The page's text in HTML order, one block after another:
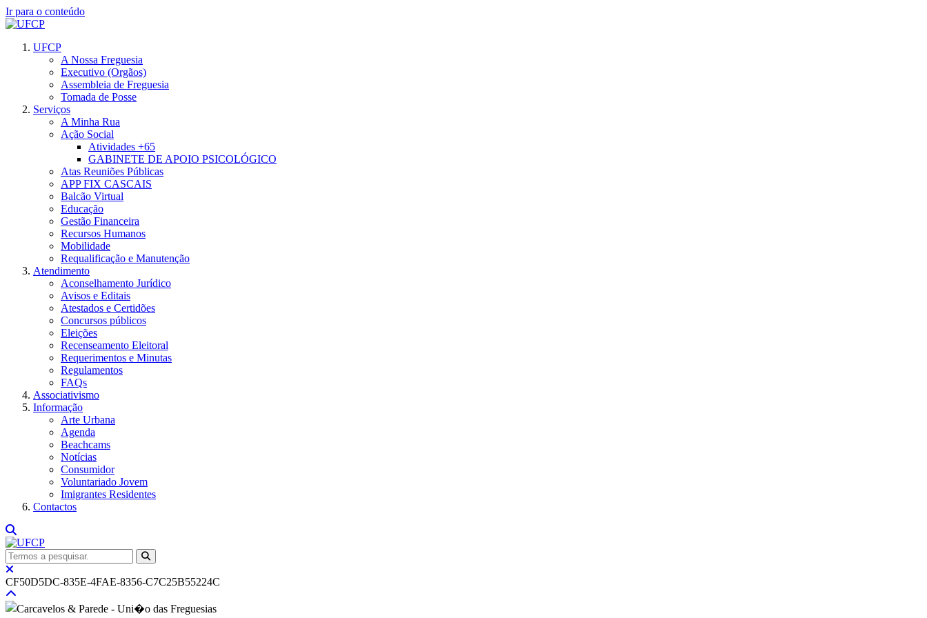
Ir para o conteúdo
UFCP
A Nossa Freguesia
Executivo (Orgãos)
Assembleia de Freguesia
Tomada de Posse
Serviços
A Minha Rua
Ação Social
Atividades +65
GABINETE DE APOIO PSICOLÓGICO
Atas Reuniões Públicas
APP FIX CASCAIS
Balcão Virtual
Educação
Gestão Financeira
Recursos Humanos
Mobilidade
Requalificação e Manutenção
Atendimento
Aconselhamento Jurídico
Avisos e Editais
Atestados e Certidões
Concursos públicos
Eleições
Recenseamento Eleitoral
Requerimentos e Minutas
Regulamentos
FAQs
Associativismo
Informação
Arte Urbana
Agenda
Beachcams
Notícias
Consumidor
Voluntariado Jovem
Imigrantes Residentes
Contactos
CF50D5DC-835E-4FAE-8356-C7C25B55224C